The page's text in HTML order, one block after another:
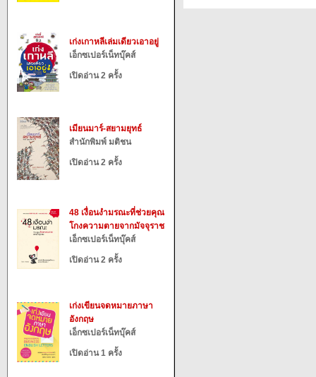
เก่งเกาหลีเล่มเดียวเอาอยู่
เอ็กซเปอร์เน็ทบุ๊คส์
เปิดอ่าน 2 ครั้ง
เมียนมาร์-สยามยุทธ์
สำนักพิมพ์ มติชน
เปิดอ่าน 2 ครั้ง
48 เงื่อนงำมรณะที่ช่วยคุณ
โกงความตายจากมัจจุราช
เอ็กซเปอร์เน็ทบุ๊คส์
เปิดอ่าน 2 ครั้ง
เก่งเขียนจดหมายภาษา
อังกฤษ
เอ็กซเปอร์เน็ทบุ๊คส์
เปิดอ่าน 1 ครั้ง